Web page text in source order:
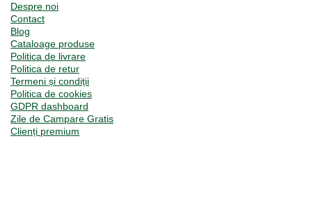
Despre noi
Contact
Blog
Cataloage produse
Politica de livrare
Politica de retur
Termeni și condiții
Politica de cookies
GDPR dashboard
Zile de Campare Gratis
Clienți premium